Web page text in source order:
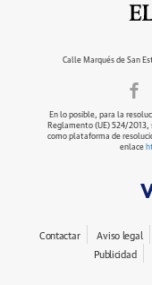
Calle Marqués de San
En lo posible, para la
Reglamento (UE) 524/2013,
como plataforma de
enlace
Contactar Aviso legal
Publicidad